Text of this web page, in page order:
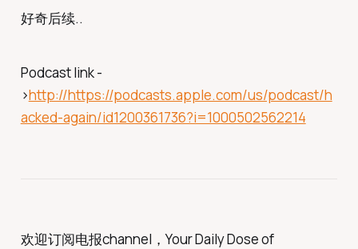
好奇后续..
Podcast link -
>http://https://podcasts.apple.com/us/podcast/h
acked-again/id1200361736?i=1000502562214
欢迎订阅电报channel，Your Daily Dose of